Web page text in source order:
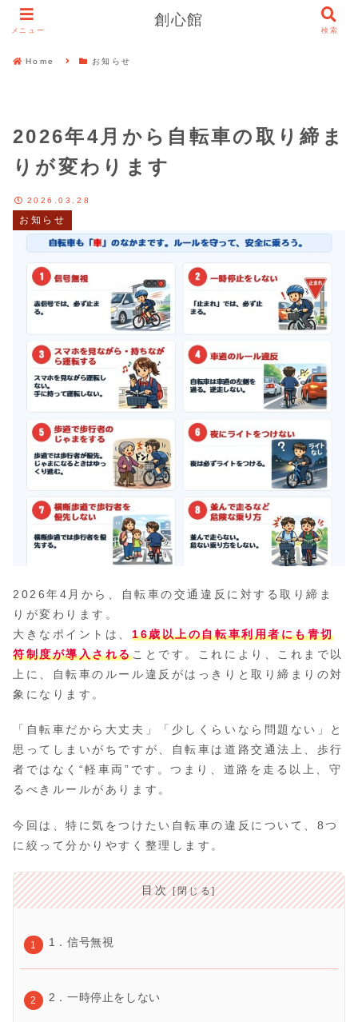
Home お知らせ
2026年4月から自転車の取り締ま
りが変わります
お知らせ
2026.03.28
2026年4月から、自転車の交通違反に対する取り締ま
りが変わります。
大きなポイントは、16歳以上の自転車利用者にも青切
符制度が導入されることです。これにより、これまで以
上に、自転車のルール違反がはっきりと取り締まりの対
象になります。
「自転車だから大丈夫」「少しくらいなら問題ない」と
思ってしまいがちですが、自転車は道路交通法上、歩行
者ではなく“軽車両”です。つまり、道路を走る以上、守
るべきルールがあります。
今回は、特に気をつけたい自転車の違反について、8つ
に絞って分かりやすく整理します。
目次
1．信号無視
2．一時停止をしない
メニュー
創心館
検索